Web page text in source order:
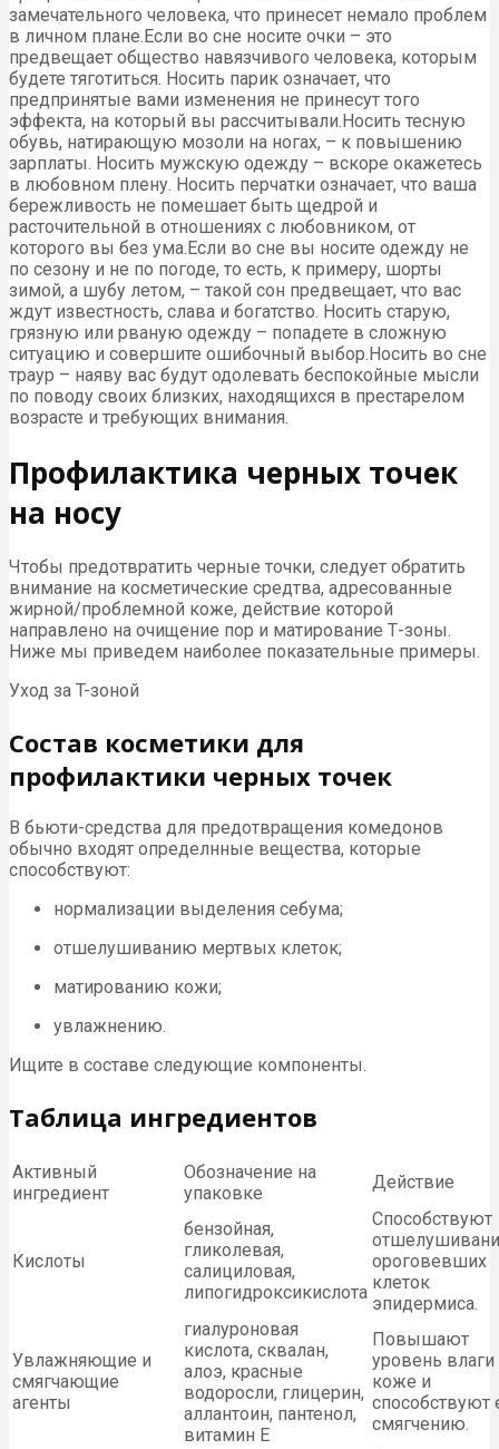
замечательного человека, что принесет немало проблем
в личном плане.Если во сне носите очки – это
предвещает общество навязчивого человека, которым
будете тяготиться. Носить парик означает, что
предпринятые вами изменения не принесут того
эффекта, на который вы рассчитывали.Носить тесную
обувь, натирающую мозоли на ногах, – к повышению
зарплаты. Носить мужскую одежду – вскоре окажетесь
в любовном плену. Носить перчатки означает, что ваша
бережливость не помешает быть щедрой и
расточительной в отношениях с любовником, от
которого вы без ума.Если во сне вы носите одежду не
по сезону и не по погоде, то есть, к примеру, шорты
зимой, а шубу летом, – такой сон предвещает, что вас
ждут известность, слава и богатство. Носить старую,
грязную или рваную одежду – попадете в сложную
ситуацию и совершите ошибочный выбор.Носить во сне
траур – наяву вас будут одолевать беспокойные мысли
по поводу своих близких, находящихся в престарелом
возрасте и требующих внимания.
Профилактика черных точек
на носу
Чтобы предотвратить черные точки, следует обратить
внимание на косметические средтва, адресованные
жирной/проблемной коже, действие которой
направлено на очищение пор и матирование Т-зоны.
Ниже мы приведем наиболее показательные примеры.
Уход за T-зоной
Состав косметики для
профилактики черных точек
В бьюти-средства для предотвращения комедонов
обычно входят определнные вещества, которые
способствуют:
нормализации выделения себума;
отшелушиванию мертвых клеток;
матированию кожи;
увлажнению.
Ищите в составе следующие компоненты.
Таблица ингредиентов
Активный
ингредиент
Обозначение на
упаковке
Действие
Кислоты
бензойная,
гликолевая,
салициловая,
липогидроксикислота
Способствуют
ороговевших
клеток
эпидермиса.
Увлажняющие и
смягчающие
агенты
гиалуроновая
кислота, сквалан,
алоэ, красные
водоросли, глицерин,
аллантоин, пантенол,
витамин Е
Повышают
уровень влаги
коже и
способствуют
смягчению.